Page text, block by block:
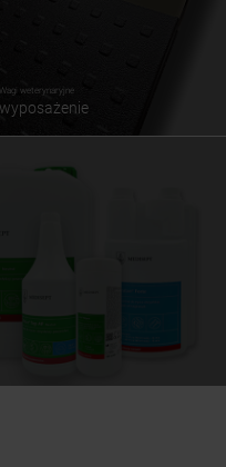
Wagi weterynaryjne
wyposażenie